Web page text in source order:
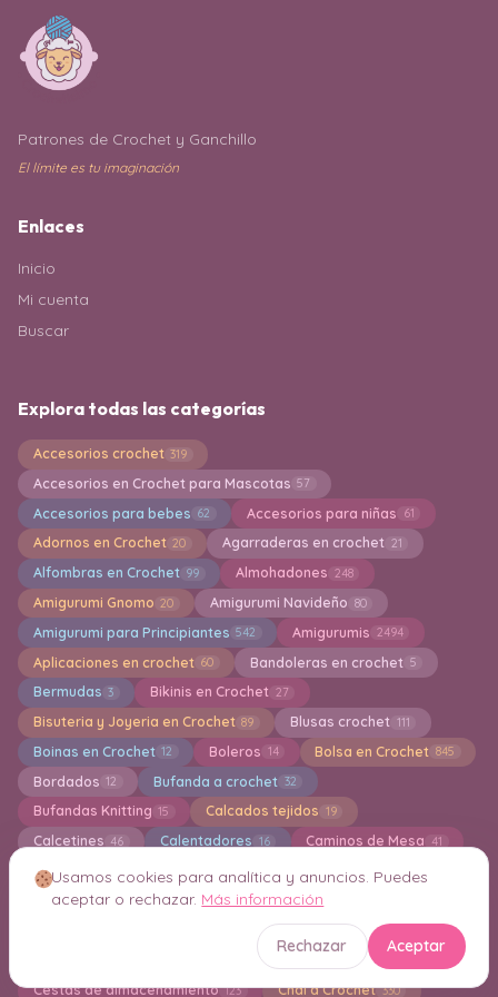
Patrones de Crochet y Ganchillo
El límite es tu imaginación
Enlaces
Inicio
Mi cuenta
Buscar
Explora todas las categorías
Accesorios crochet 319
Accesorios en Crochet para Mascotas 57
Accesorios para bebes 62 Accesorios para niñas 61
Adornos en Crochet 20 Agarraderas en crochet 21
Alfombras en Crochet 99 Almohadones 248
Amigurumi Gnomo 20 Amigurumi Navideño 80
Amigurumi para Principiantes 542 Amigurumis 2494
Aplicaciones en crochet 60 Bandoleras en crochet 5
Bermudas 3 Bikinis en Crochet 27
Bisuteria y Joyeria en Crochet 89 Blusas crochet 111
Boinas en Crochet 12 Boleros 14 Bolsa en Crochet 845
Bordados 12 Bufanda a crochet 32
Bufandas Knitting 15 Calcados tejidos 19
Calcetines 46 Calentadores 16 Caminos de Mesa 41
Camisetas en Crochet Capas en crochet
Capuchas 50 Cardigan a crochet 233
Carteras
Centro de Mesa Decorativos a crochet
Cestas de almacenamiento 123 Chal a Crochet 330
Usamos cookies para analítica y anuncios. Puedes
aceptar o rechazar. Más información
Rechazar Aceptar